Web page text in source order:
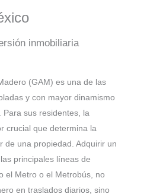
inmobiliaria
(GAM) es una de las
y con mayor dinamismo
Para sus residentes, la
crucial que determina la
de una propiedad. Adquirir un
principales líneas de
el Metro o el Metrobús, no
en traslados diarios, sino